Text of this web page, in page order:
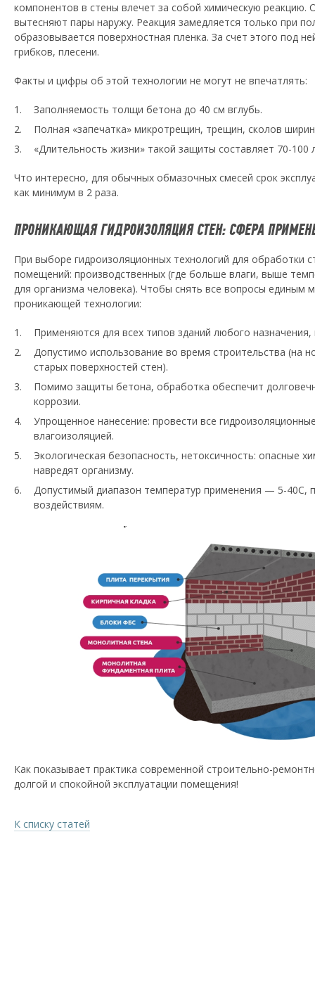
компонентов в стены влечет за собой химическую
вытесняют пары наружу. Реакция замедляется только при
образовывается поверхностная пленка. За счет этого под
грибков, плесени.
Факты и цифры об этой технологии не могут не впечатлять:
Заполняемость толщи бетона до 40 см вглубь.
Полная «запечатка» микротрещин, трещин, сколов
«Длительность жизни» такой защиты составляет 70-100
Что интересно, для обычных обмазочных смесей срок
как минимум в 2 раза.
ПРОНИКАЮЩАЯ ГИДРОИЗОЛЯЦИЯ СТЕН: СФЕРА
При выборе гидроизоляционных технологий для обработки
помещений: производственных (где больше влаги, выше
для организма человека). Чтобы снять все вопросы
проникающей технологии:
Применяются для всех типов зданий любого
Допустимо использование во время строительства (на
старых поверхностей стен).
Помимо защиты бетона, обработка обеспечит
коррозии.
Упрощенное нанесение: провести все
влагоизоляцией.
Экологическая безопасность, нетоксичность: опасные
навредят организму.
Допустимый диапазон температур применения — 5-40С,
воздействиям.
Как показывает практика современной строительно-
долгой и спокойной эксплуатации помещения!
К списку статей